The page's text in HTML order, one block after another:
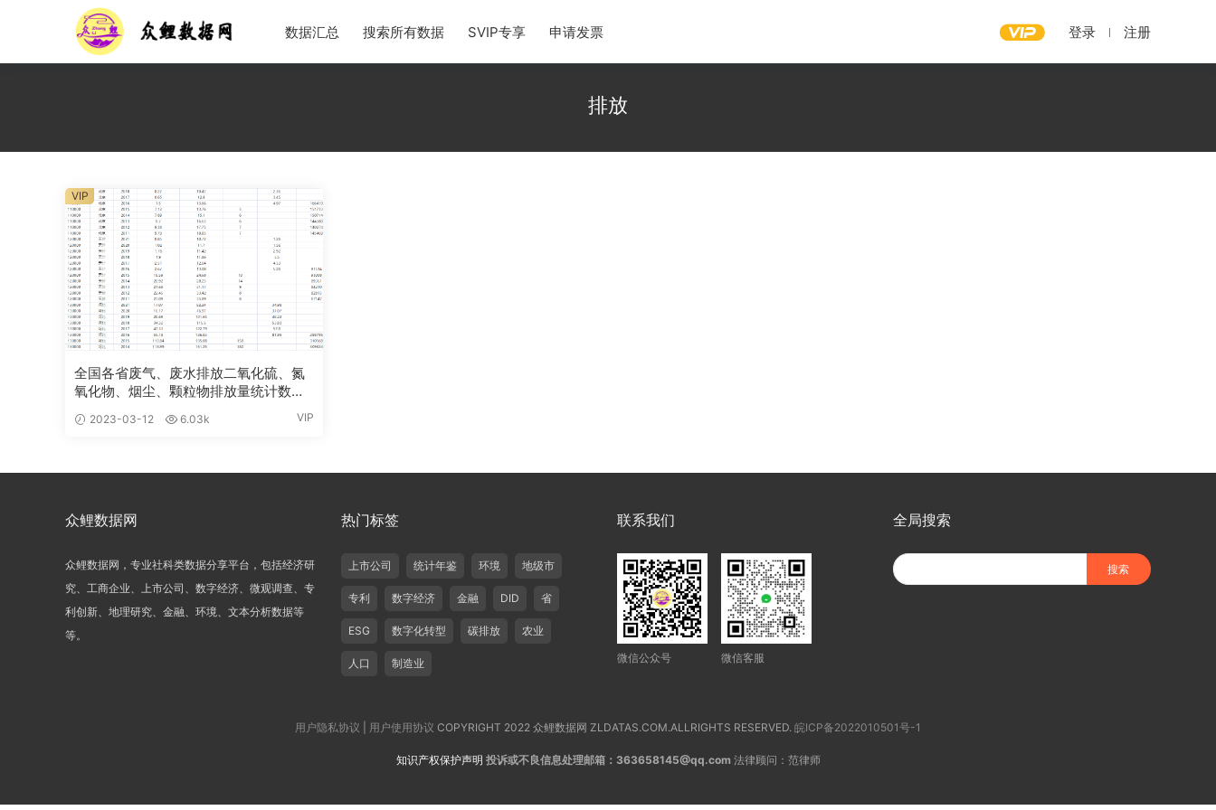
数据汇总 搜索所有数据 SVIP专享 申请发票 登录 注册
排放
全国各省废气、废水排放二氧化硫、氮
氧化物、烟尘、颗粒物排放量统计数据
2023-03-12 6.03k VIP
VIP
众鲤数据网
众鲤数据网，专业社科类数据分享平台，包括经济研
究、工商企业、上市公司、数字经济、微观调查、专
利创新、地理研究、金融、环境、文本分析数据等
等。
热门标签
上市公司 统计年鉴 环境 地级市
专利 数字经济 金融 DID 省
ESG 数字化转型 碳排放 农业
人口 制造业
联系我们
微信公众号 微信客服
全局搜索
用户隐私协议 用户使用协议 COPYRIGHT 2022 众鲤数据网 ZLDATAS.COM.ALLRIGHTS RESERVED. 皖ICP备2022010501号-1
知识产权保护声明 投诉或不良信息处理邮箱：363658145@qq.com 法律顾问：范律师